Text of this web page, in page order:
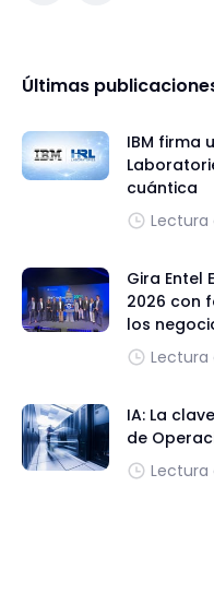
Últimas
IBM firma
cuántica
Lectura
Gira Entel
2026 con
los
Lectura
IA: La
de
Lectura